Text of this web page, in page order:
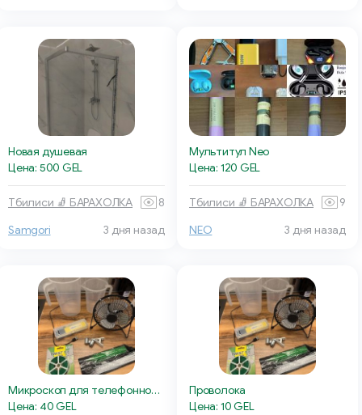
Новая душевая
Цена: 500 GEL
Тбилиси 🧦 БАРАХОЛКА 8
Samgori 3 дня назад
Мультитул Neo
Цена: 120 GEL
Тбилиси 🧦 БАРАХОЛКА 9
NEO 3 дня назад
Микроскоп для телефонной камеры
Цена: 40 GEL
Проволока
Цена: 10 GEL